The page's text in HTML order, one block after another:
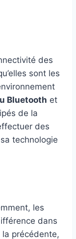
des
sont les
Bluetooth et
de la
des
technologie
les
dans
précédente,